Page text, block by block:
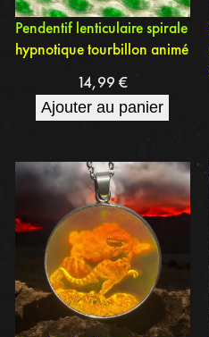
Pendentif lenticulaire spirale
hypnotique tourbillon animé
14,99€
Ajouter au panier